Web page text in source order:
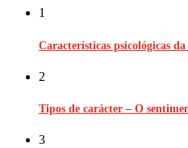
1
Características psicológicas
2
Tipos de carácter – O
3